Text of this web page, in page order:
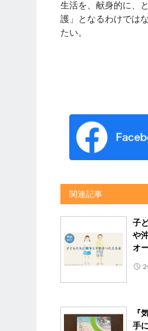
生活を、献身的に、
護」となるわけでは
たい。
関連記事
子
や
オ
『
手